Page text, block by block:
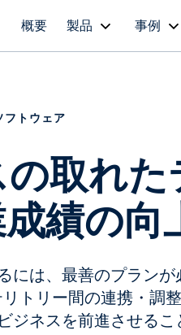
概要 製品 事例
フトウェア
取れた
績の向
には、最善のプランが
トリー間の連携・調
ジネスを前進させるこ